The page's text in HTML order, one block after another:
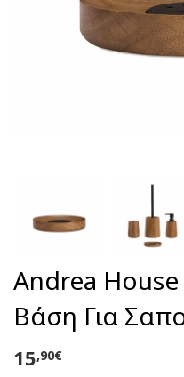
Andrea House
Βάση Για
15,90€